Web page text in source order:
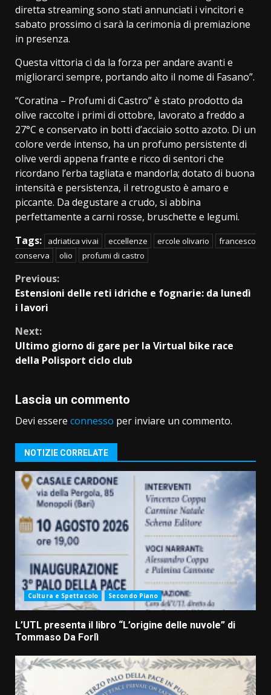
diretta streaming sono stati annunciati i vincitori e
sabato prossimo ci sarà la cerimonia di premiazione
in presenza.
Questa vittoria ci da la forza per andare avanti e
migliorarci sempre, portando alto il nome di Fasano”.
“Coratina – Profumi di Castro” è stato prodotto da
olive raccolte i primi di ottobre, lavorato a freddo a
27°C e conservato in botti d’acciaio sotto azoto. Di un
colore verde intenso, ha un profumo persistente di
olive verdi appena frante e ricco di sentori che
ricordano l’erba tagliata e mandorla; dotato di buona
intensità e persistenza, il retrogusto è amaro e
piccante. Da degustare a crudo, si abbina
perfettamente a carni rosse, bruschette e legumi.
Tags:
adriatica vivai eccellenze ercole olivario
francesco
conserva
olio profumi di castro
Continue
Reading
Previous:
Estensioni delle reti idriche e fognarie: da lunedì
i lavori
Next:
Ultimo giorno di gare per la Virtual bike race
della Polisport ciclo club
Lascia un commento
Devi essere connesso per inviare un commento.
NOTIZIE CORRELATE
Cultura e Spettacolo Secondo Piano
L’UTL presenta il libro “L’origine delle nuvole” di
Tommaso Da Forlì